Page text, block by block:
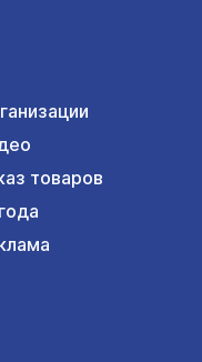
товаров